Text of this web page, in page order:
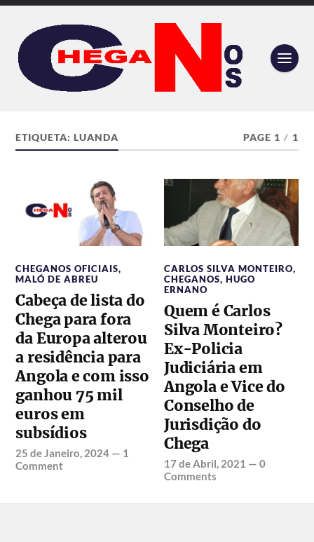
ETIQUETA:LUANDA PAGE 1 / 1
CHEGANOS OFICIAIS,
MALÓ DE ABREU
Cabeça de lista do
Chega para fora
da Europa alterou
a residência para
Angola e com isso
ganhou 75 mil
euros em
subsídios
25 de Janeiro, 2024 — 1
Comment
CARLOS SILVA MONTEIRO,
CHEGANOS,HUGO
ERNANO
Quem é Carlos
Silva Monteiro?
Ex-Policia
Judiciária em
Angola e Vice do
Conselho de
Jurisdição do
Chega
17 de Abril, 2021 —0
Comments